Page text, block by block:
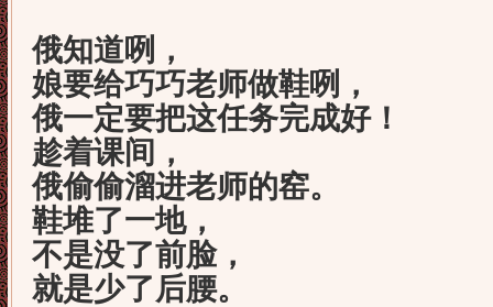
俄知道咧，
娘要给巧巧老师做鞋咧，
俄一定要把这任务完成好！
趁着课间，
俄偷偷溜进老师的窑。
鞋堆了一地，
不是没了前脸，
就是少了后腰。